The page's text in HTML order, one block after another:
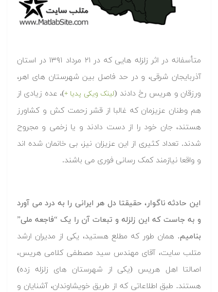
متأسفانه در اثر زلزله هایی که در ۲۱ مرداد ۱۳۹۱ در استان
آذربایجان شرقی، و در حد فاصل بین شهرستان های اهر،
ورزقان و هریس رخ دادند (لینک ویکی پدیا +)، عده زیادی از
هم وطنان عزیزمان که غالبا از قشر زحمت کش و کشاورز
هستند، جان خود را از دست دادند و یا زخمی و مجروح
شدند. تعداد کثیری از این عزیزان نیز، بی خانمان شده اند
و واقعا نیازمند کمک رسانی فوری می باشند.
این حادثه ناگوار، حقیقتا دل هر ایرانی را به درد می آورد
و به جاست که این زلزله و تبعات آن را یک “فاجعه ملی”
بنامیم. همان طور که مطلع هستید، یکی از مدیران ارشد
متلب سایت، آقای مهندس سید مصطفی کلامی هریس،
اصالتا اهل هریس (یکی از شهرستان های زلزله زده)
هستند. طبق اطلاعاتی که از طریق خویشاوندان، آشنایان و